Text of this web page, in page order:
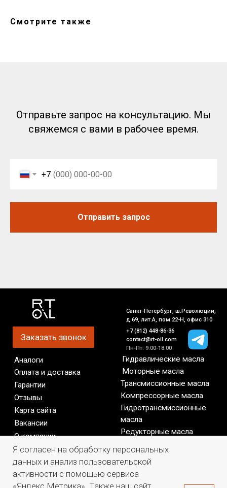
Смотрите также
Отправьте запрос на консультацию. Мы
свяжемся с вами в рабочее время.
+7
Отправить запрос
Я согласен на обработку персональных
данных и анализ пользовательской
активности с помощью сервиса
«Яндекс.Метрика». Также наш сайт
Новости
Смазка